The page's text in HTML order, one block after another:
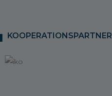
KOOPERATIONSPARTNER